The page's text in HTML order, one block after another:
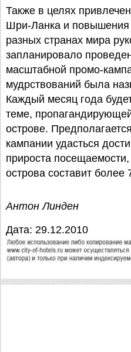
Также в целях
Шри-Ланка и повышения
разных странах мира
запланировало
масштабной промо-
мудрствований была
Каждый месяц года
теме,
острове.
кампании удасться
прироста
острова составит более
Антон Линден
Дата: 29.12.2010